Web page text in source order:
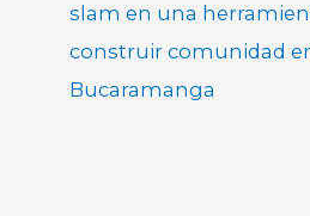
slam en una
construir comunidad
Bucaramanga